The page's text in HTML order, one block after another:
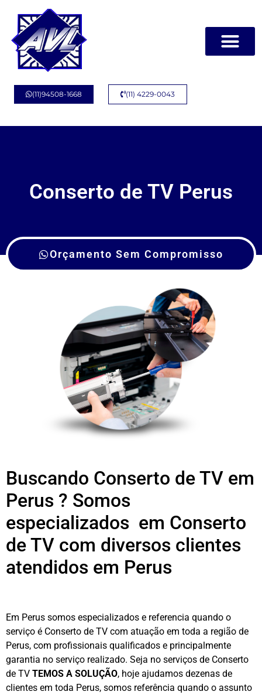
(11)94508-1668 (11) 4229-0043
Conserto de TV Perus
Orçamento Sem Compromisso
Buscando Conserto de TV em
Perus ? Somos
especializados em Conserto
de TV com diversos clientes
atendidos em Perus
Em Perus somos especializados e referencia quando o
serviço é Conserto de TV com atuação em toda a região de
Perus, com profissionais qualificados e principalmente
garantia no serviço realizado. Seja no serviços de Conserto
de TV TEMOS A SOLUÇÃO, hoje ajudamos dezenas de
clientes em toda Perus, somos referência quando o assunto